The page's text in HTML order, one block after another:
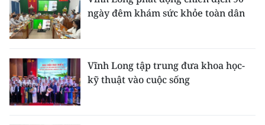
中文
РУССКИЙ
ngày đêm khám sức khỏe toàn dân
Vĩnh Long tập trung đưa khoa học-
kỹ thuật vào cuộc sống